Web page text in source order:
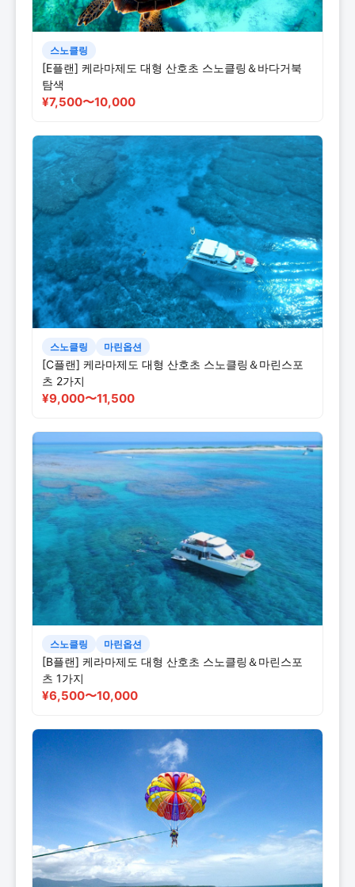
스노클링
[E플랜] 케라마제도 대형 산호초 스노클링＆바다거북
탐색
¥7,500〜10,000
스노클링 마린옵션
[C플랜] 케라마제도 대형 산호초 스노클링＆마린스포
츠 2가지
¥9,000〜11,500
스노클링 마린옵션
[B플랜] 케라마제도 대형 산호초 스노클링＆마린스포
츠 1가지
¥6,500〜10,000